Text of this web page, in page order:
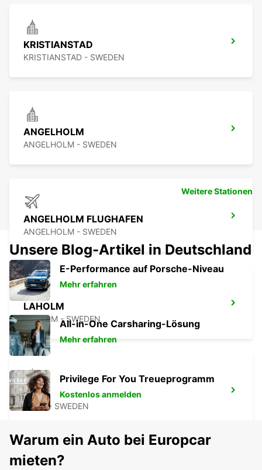
KRISTIANSTAD
KRISTIANSTAD - SWEDEN
ANGELHOLM
ANGELHOLM - SWEDEN
ANGELHOLM FLUGHAFEN
ANGELHOLM - SWEDEN
LAHOLM
LAHOLM - SWEDEN
LUND
LUND - SWEDEN
Weitere Stationen
Unsere Blog-Artikel in Deutschland
E-Performance auf Porsche-Niveau
Mehr erfahren
All-in-One Carsharing-Lösung
Mehr erfahren
Privilege For You Treueprogramm
Kostenlos anmelden
Warum ein Auto bei Europcar
mieten?